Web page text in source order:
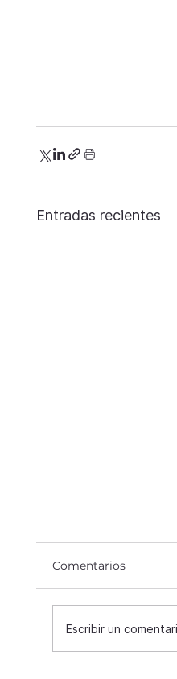
Entradas recientes
Innex Digest
Comentarios
Escribir un